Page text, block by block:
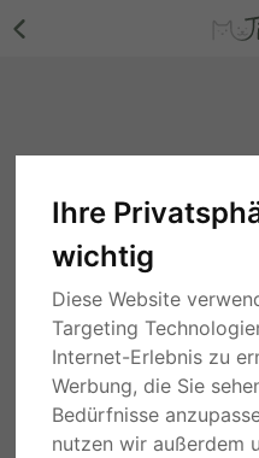
Ihre
wichtig
Diese Website
Targeting
Internet-Erlebnis zu
Werbung, die Sie
Bedürfnisse
nutzen wir außerdem